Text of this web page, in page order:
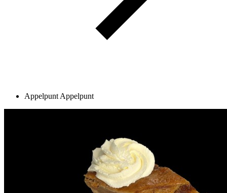
Appelpunt Appelpunt